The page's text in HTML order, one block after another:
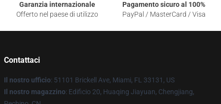
Garanzia internazionale
Offerto nel paese di utilizzo
Pagamento sicuro al 100%
PayPal / MasterCard / Visa
Contattaci
Il nostro ufficio: 51101 Brickell Ave, Miami, FL 33131, US
Il nostro magazzino: Edificio 20, Huaqing Jiayuan, Chengjiang,